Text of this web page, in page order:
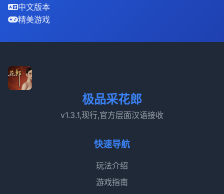
中文版本
精美游戏
极品采花郎
v1.3.1,现行,官方层面汉语接收
快速导航
玩法介绍
游戏指南